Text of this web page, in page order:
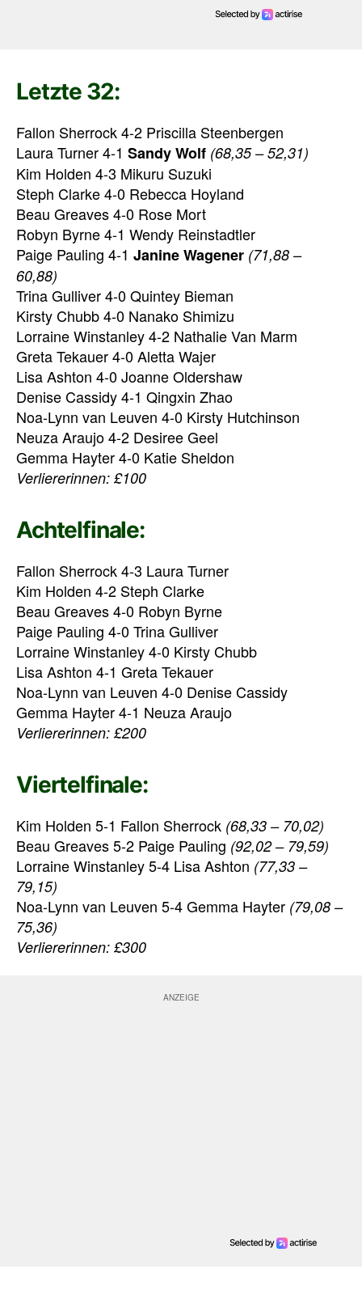
Letzte 32:
Fallon Sherrock 4-2 Priscilla Steenbergen
Laura Turner 4-1 Sandy Wolf (68,35 – 52,31)
Kim Holden 4-3 Mikuru Suzuki
Steph Clarke 4-0 Rebecca Hoyland
Beau Greaves 4-0 Rose Mort
Robyn Byrne 4-1 Wendy Reinstadtler
Paige Pauling 4-1 Janine Wagener (71,88 –
60,88)
Trina Gulliver 4-0 Quintey Bieman
Kirsty Chubb 4-0 Nanako Shimizu
Lorraine Winstanley 4-2 Nathalie Van Marm
Greta Tekauer 4-0 Aletta Wajer
Lisa Ashton 4-0 Joanne Oldershaw
Denise Cassidy 4-1 Qingxin Zhao
Noa-Lynn van Leuven 4-0 Kirsty Hutchinson
Neuza Araujo 4-2 Desiree Geel
Gemma Hayter 4-0 Katie Sheldon
Verliererinnen: £100
Achtelfinale:
Fallon Sherrock 4-3 Laura Turner
Kim Holden 4-2 Steph Clarke
Beau Greaves 4-0 Robyn Byrne
Paige Pauling 4-0 Trina Gulliver
Lorraine Winstanley 4-0 Kirsty Chubb
Lisa Ashton 4-1 Greta Tekauer
Noa-Lynn van Leuven 4-0 Denise Cassidy
Gemma Hayter 4-1 Neuza Araujo
Verliererinnen: £200
Viertelfinale:
Kim Holden 5-1 Fallon Sherrock (68,33 – 70,02)
Beau Greaves 5-2 Paige Pauling (92,02 – 79,59)
Lorraine Winstanley 5-4 Lisa Ashton (77,33 –
79,15)
Noa-Lynn van Leuven 5-4 Gemma Hayter (79,08 –
75,36)
Verliererinnen: £300